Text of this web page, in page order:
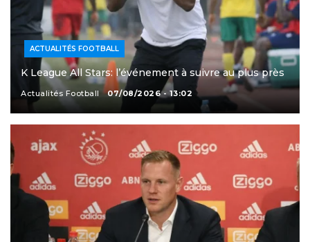
ACTUALITÉS FOOTBALL
K League All Stars: l’événement à suivre au plus près
Actualités Football 07/08/2026 - 13:02